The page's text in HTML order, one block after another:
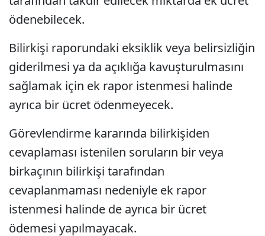
ödenebilecek.
Bilirkişi raporundaki eksiklik veya belirsizliğin
giderilmesi ya da açıklığa kavuşturulmasını
sağlamak için ek rapor istenmesi halinde
ayrıca bir ücret ödenmeyecek.
Görevlendirme kararında bilirkişiden
cevaplaması istenilen soruların bir veya
birkaçının bilirkişi tarafından
cevaplanmaması nedeniyle ek rapor
istenmesi halinde de ayrıca bir ücret
ödemesi yapılmayacak.